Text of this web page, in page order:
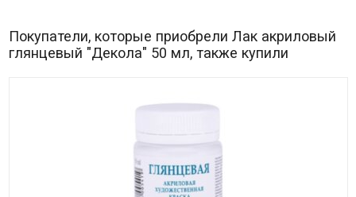
Покупатели, которые приобрели Лак акриловый
глянцевый "Декола" 50 мл, также купили